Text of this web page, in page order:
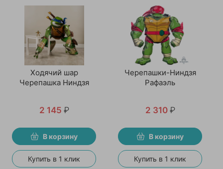
Ходячий шар
Черепашка Ниндзя
2 145 ₽
В корзину
Купить в 1 клик
Черепашки-Ниндзя
Рафаэль
2 310 ₽
В корзину
Купить в 1 клик